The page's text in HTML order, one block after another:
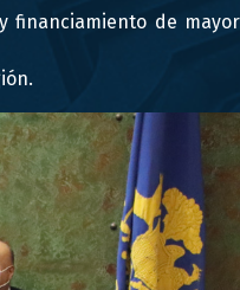
financiamiento de mayor